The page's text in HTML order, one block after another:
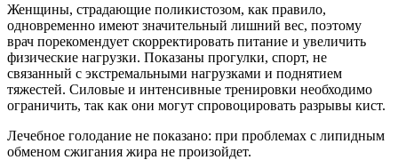
Женщины, страдающие поликистозом, как правило,
одновременно имеют значительный лишний вес, поэтому
врач порекомендует скорректировать питание и увеличить
физические нагрузки. Показаны прогулки, спорт, не
связанный с экстремальными нагрузками и поднятием
тяжестей. Силовые и интенсивные тренировки необходимо
ограничить, так как они могут спровоцировать разрывы кист.
Лечебное голодание не показано: при проблемах с липидным
обменом сжигания жира не произойдет.